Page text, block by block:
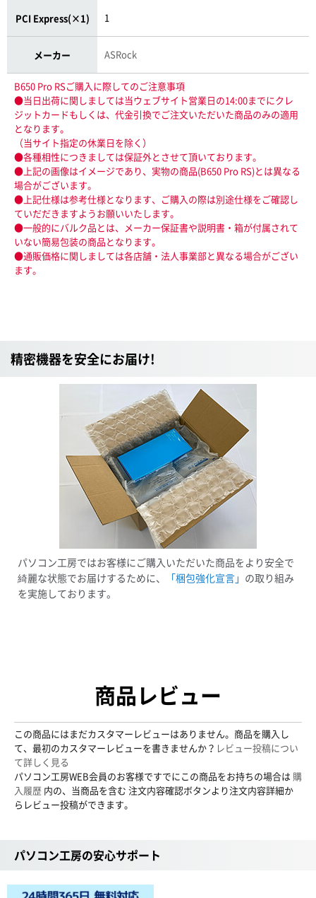
PCI Express(×1) 1
メーカー ASRock
B650 Pro RSご購入に際してのご注意事項
●当日出荷に関しましては当ウェブサイト営業日の14:00までにクレ
ジットカードもしくは、代金引換でご注文いただいた商品のみの適用
となります。
（当サイト指定の休業日を除く）
●各種相性につきましては保証外とさせて頂いております。
●上記の画像はイメージであり、実物の商品(B650 Pro RS)とは異なる
場合がございます。
●上記仕様は参考仕様となります、ご購入の際は別途仕様をご確認し
ていだだきますようお願いいたします。
●一般的にバルク品とは、メーカー保証書や説明書・箱が付属されて
いない簡易包装の商品となります。
●通販価格に関しましては各店舗・法人事業部と異なる場合がござい
ます。
精密機器を安全にお届け!
パソコン工房ではお客様にご購入いただいた商品をより安全で
綺麗な状態でお届けするために、
「梱包強化宣言」 の取り組み
を実施しております。
商品レビュー
この商品にはまだカスタマーレビューはありません。商品を購入し
て、最初のカスタマーレビューを書きませんか？ レビュー投稿につい
て詳しく見る
パソコン工房WEB会員のお客様ですでにこの商品をお持ちの場合は 購
入履歴 内の、当商品を含む 注文内容確認ボタンより注文内容詳細か
らレビュー投稿ができます。
パソコン工房の安心サポート